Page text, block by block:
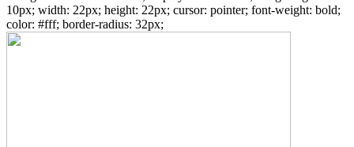
10px; width: 22px; height: 22px; cursor: pointer; font-weight: bold;
color: #fff; border-radius: 32px;